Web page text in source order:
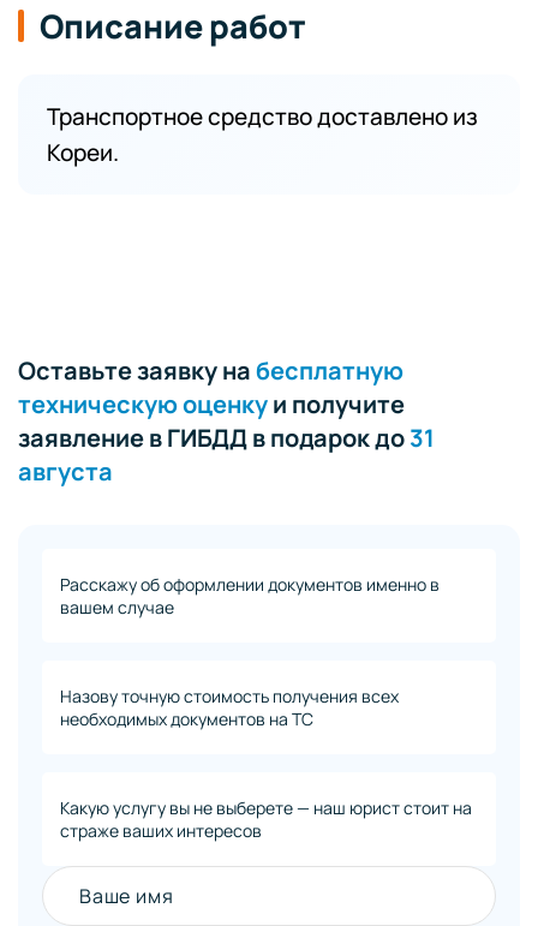
Описание работ
Транспортное средство доставлено из
Кореи.
Оставьте заявку набесплатную
техническую оценкуи получите
заявление в ГИБДД в подарок до31
августа
Расскажу об оформлении документов именно в
вашем случае
Назову точную стоимость получения всех
необходимых документов на ТС
Какую услугу вы не выберете — наш юрист стоит на
страже ваших интересов
Ваше имя